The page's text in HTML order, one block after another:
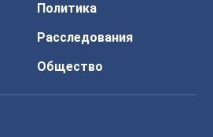
Политика
Расследования
Общество